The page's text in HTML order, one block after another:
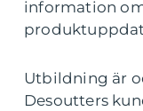
information
Utbildning är
Desoutters